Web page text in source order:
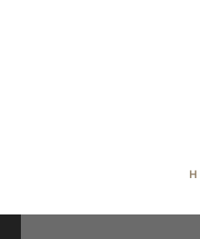
H